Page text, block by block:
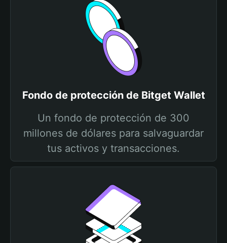
Fondo de protección de Bitget Wallet
Un fondo de protección de 300
millones de dólares para salvaguardar
tus activos y transacciones.